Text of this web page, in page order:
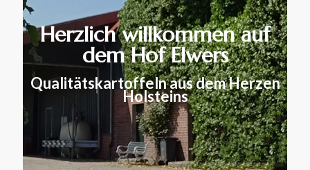
Herzlich willkommen auf
dem Hof Elwers
Qualitätskartoffeln aus dem Herzen
Holsteins